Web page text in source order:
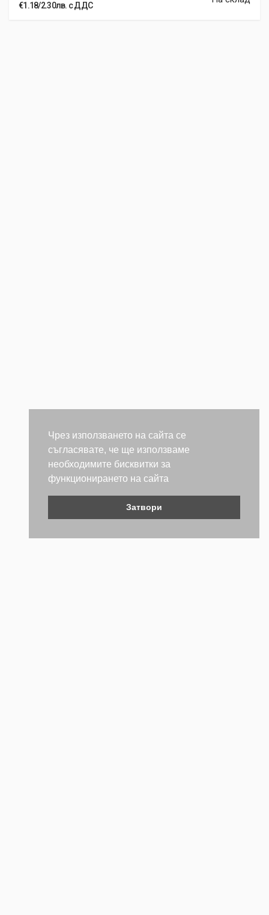
Чрез използването на сайта се
съгласявате, че ще използваме
необходимите бисквитки за
функционирането на сайта
Затвори
€1.18/2.30лв. с ДДС